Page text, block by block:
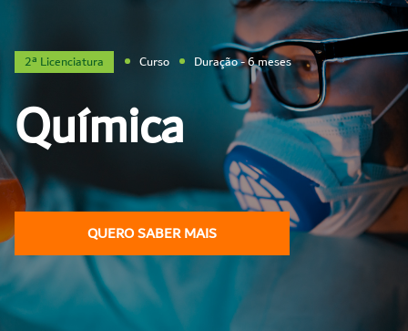
2ª Licenciatura Curso Duração - 6 meses
Química
QUERO SABER MAIS